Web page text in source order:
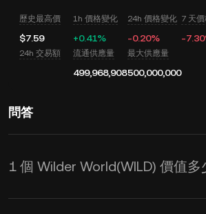
歷史最高價
$7.59
1h 價格變化
+0.41%
24h 價格變化
-0.20%
7 天
-
24h 交易額 流通供應量
499,968,908
最大供應量
500,000,000
問答
1 個 Wilder World(WILD) 價值多
KuCoin 實時更新 Wilder